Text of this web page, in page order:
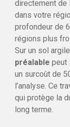
directement de
dans votre
profondeur de
régions plus
Sur un sol
préalable peut
un surcoût de
l’analyse. Ce
qui protège la
long terme.